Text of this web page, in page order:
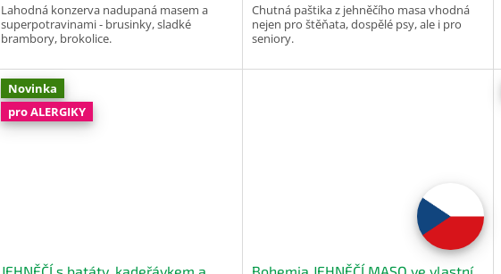
Lahodná konzerva nadupaná masem a
superpotravinami - brusinky, sladké
brambory, brokolice.
Chutná paštika z jehněčího masa vhodná
nejen pro štěňata, dospělé psy, ale i pro
seniory.
Novinka
pro ALERGIKY